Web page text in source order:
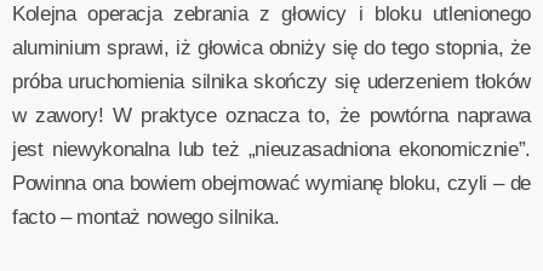
Kolejna operacja zebrania z głowicy i bloku utlenionego
aluminium sprawi, iż głowica obniży się do tego stopnia, że
próba uruchomienia silnika skończy się uderzeniem tłoków
w zawory! W praktyce oznacza to, że powtórna naprawa
jest niewykonalna lub też „nieuzasadniona ekonomicznie”.
Powinna ona bowiem obejmować wymianę bloku, czyli – de
facto – montaż nowego silnika.